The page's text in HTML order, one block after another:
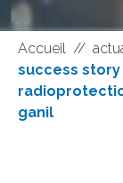
Accueil //
success
ganil